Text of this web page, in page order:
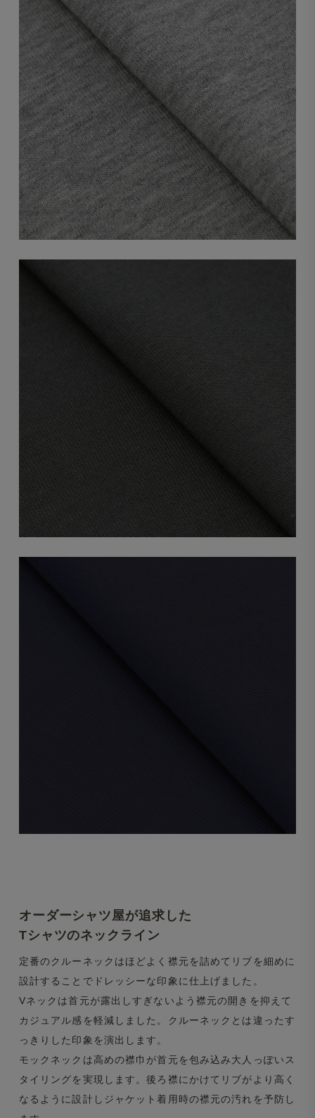
オーダーシャツ屋が追求した
Tシャツのネックライン
定番のクルーネックはほどよく襟元を詰めてリブを細めに
設計することでドレッシーな印象に仕上げました。
Vネックは首元が露出しすぎないよう襟元の開きを抑えて
カジュアル感を軽減しました。クルーネックとは違ったす
っきりした印象を演出します。
モックネックは高めの襟巾が首元を包み込み大人っぽいス
タイリングを実現します。後ろ襟にかけてリブがより高く
なるように設計しジャケット着用時の襟元の汚れを予防し